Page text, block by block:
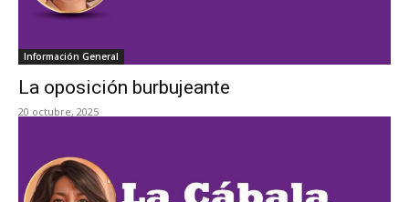
Información General
La oposición burbujeante
20 octubre, 2025